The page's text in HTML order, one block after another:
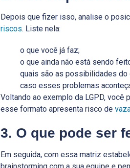
Depois que fizer isso, analise o
riscos. Liste nela:
o que você já faz;
o que ainda não está sendo
quais são as possibilidades do
caso esses problemas
Voltando ao exemplo da LGPD,
esse formato apresenta risco de
3. O que pode ser
Em seguida, com essa matriz